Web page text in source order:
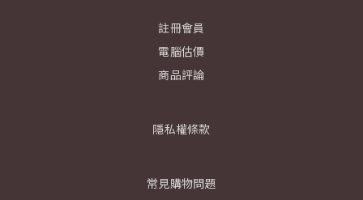
註冊會員
電腦估價
商品評論
隱私權條款
常見購物問題